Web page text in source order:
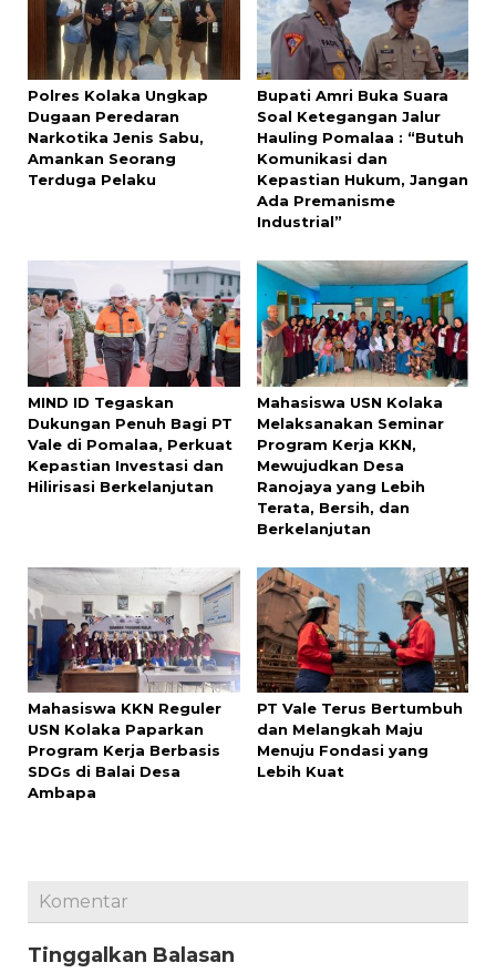
Polres Kolaka Ungkap
Dugaan Peredaran
Narkotika Jenis Sabu,
Amankan Seorang
Terduga Pelaku
Bupati Amri Buka Suara
Soal Ketegangan Jalur
Hauling Pomalaa : “Butuh
Komunikasi dan
Kepastian Hukum, Jangan
Ada Premanisme
Industrial”
MIND ID Tegaskan
Dukungan Penuh Bagi PT
Vale di Pomalaa, Perkuat
Kepastian Investasi dan
Hilirisasi Berkelanjutan
Mahasiswa USN Kolaka
Melaksanakan Seminar
Program Kerja KKN,
Mewujudkan Desa
Ranojaya yang Lebih
Terata, Bersih, dan
Berkelanjutan
Mahasiswa KKN Reguler
USN Kolaka Paparkan
Program Kerja Berbasis
SDGs di Balai Desa
Ambapa
PT Vale Terus Bertumbuh
dan Melangkah Maju
Menuju Fondasi yang
Lebih Kuat
Komentar
Tinggalkan Balasan